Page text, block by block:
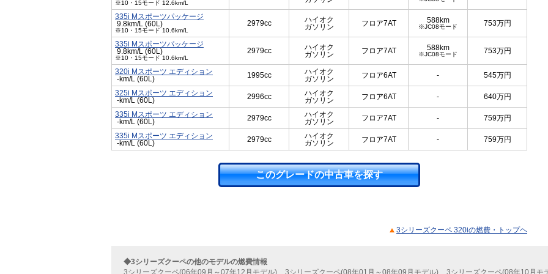
※10・15モード 12.6km/L
335i Mスポーツパッケージ
9.8km/L (60L)
※10・15モード 10.6km/L
2979cc
ハイオク
ガソリン
フロア7AT 588km
※JC08モード 753万円
335i Mスポーツパッケージ
9.8km/L (60L)
※10・15モード 10.6km/L
2979cc
ハイオク
ガソリン
フロア7AT 588km
※JC08モード 753万円
320i Mスポーツ エディション
-km/L (60L)
1995cc
ハイオク
ガソリン
フロア6AT - 545万円
325i Mスポーツ エディション
-km/L (60L)
2996cc
ハイオク
ガソリン
フロア6AT - 640万円
335i Mスポーツ エディション
-km/L (60L)
2979cc
ハイオク
ガソリン
フロア7AT - 759万円
335i Mスポーツ エディション
-km/L (60L)
2979cc
ハイオク
ガソリン
フロア7AT - 759万円
このグレードの中古車を探す
3シリーズクーペ 320iの燃費・トップヘ
◆3シリーズクーペの他のモデルの燃費情報